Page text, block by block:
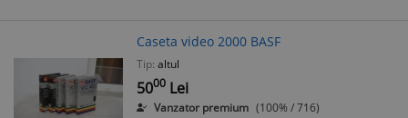
Caseta video 2000 BASF
Tip: altul
5000 Lei
Vanzator premium (100% / 716)